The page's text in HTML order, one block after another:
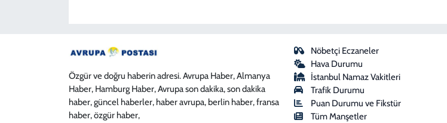
Özgür ve doğru haberin adresi. Avrupa Haber, Almanya
Haber, Hamburg Haber, Avrupa son dakika, son dakika
haber, güncel haberler, haber avrupa, berlin haber, fransa
haber, özgür haber,
Nöbetçi Eczaneler
Hava Durumu
İstanbul Namaz Vakitleri
Trafik Durumu
Puan Durumu ve Fikstür
Tüm Manşetler